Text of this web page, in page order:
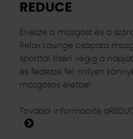
REDUCE
Élvezze a mozgást és a
Relax Lounge csapata
sporttal kíséri végig a
és fedezze fel, milyen
mozgásos életbe!
További információk